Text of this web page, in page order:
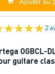
2
OGBCL-
guitare